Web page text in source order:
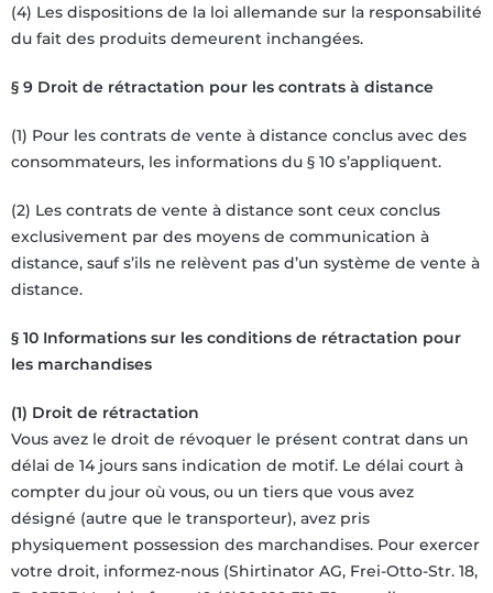
(4) Les dispositions de la loi allemande sur la responsabilité
du fait des produits demeurent inchangées.
§ 9 Droit de rétractation pour les contrats à distance
(1) Pour les contrats de vente à distance conclus avec des
consommateurs, les informations du § 10 s’appliquent.
(2) Les contrats de vente à distance sont ceux conclus
exclusivement par des moyens de communication à
distance, sauf s’ils ne relèvent pas d’un système de vente à
distance.
§ 10 Informations sur les conditions de rétractation pour
les marchandises
(1) Droit de rétractation
Vous avez le droit de révoquer le présent contrat dans un
délai de 14 jours sans indication de motif. Le délai court à
compter du jour où vous, ou un tiers que vous avez
désigné (autre que le transporteur), avez pris
physiquement possession des marchandises. Pour exercer
votre droit, informez-nous (Shirtinator AG, Frei-Otto-Str. 18,